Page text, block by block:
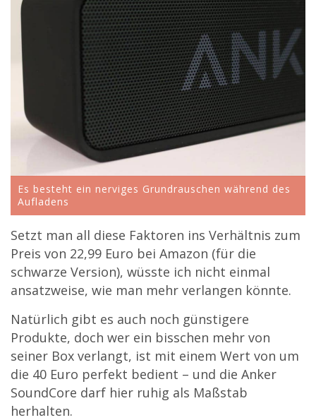
Es besteht ein nerviges Grundrauschen während des
Aufladens
Setzt man all diese Faktoren ins Verhältnis zum
Preis von 22,99 Euro bei Amazon (für die
schwarze Version), wüsste ich nicht einmal
ansatzweise, wie man mehr verlangen könnte.
Natürlich gibt es auch noch günstigere
Produkte, doch wer ein bisschen mehr von
seiner Box verlangt, ist mit einem Wert von um
die 40 Euro perfekt bedient – und die Anker
SoundCore darf hier ruhig als Maßstab
herhalten.